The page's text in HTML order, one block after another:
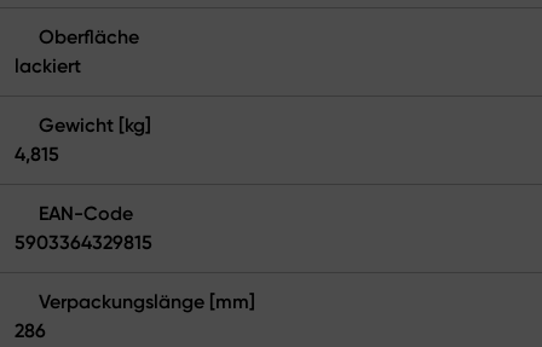
Oberfläche
lackiert
Gewicht [kg]
4,815
EAN-Code
5903364329815
Verpackungslänge [mm]
286